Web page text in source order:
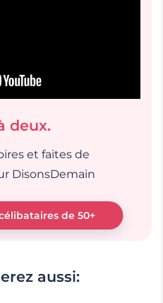
deux.
et faites de
DisonsDemain
de 50+
aussi: